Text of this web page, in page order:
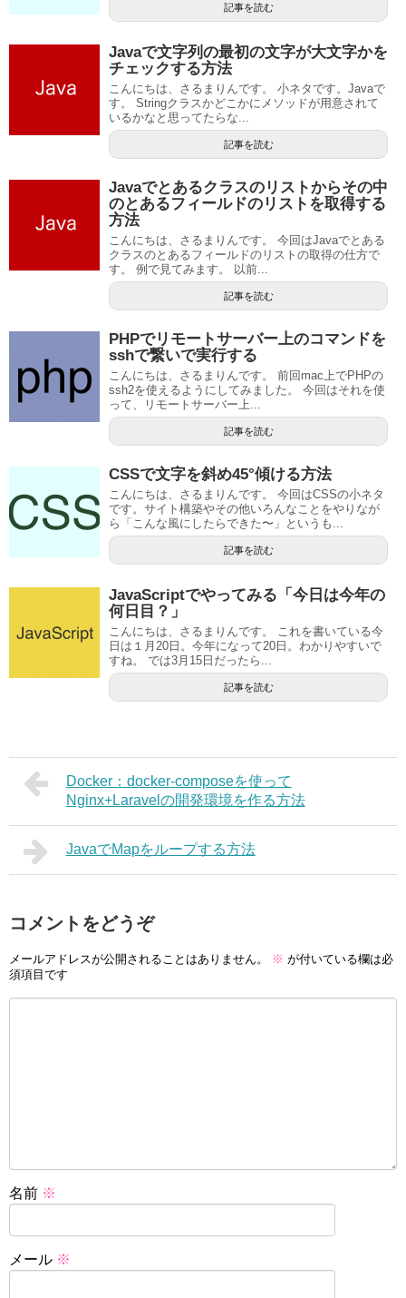
記事を読む
Javaで文字列の最初の文字が大文字かを
チェックする方法
こんにちは、さるまりんです。 小ネタです。Javaで
す。 Stringクラスかどこかにメソッドが用意されて
いるかなと思ってたらな...
記事を読む
Javaでとあるクラスのリストからその中
のとあるフィールドのリストを取得する
方法
こんにちは、さるまりんです。 今回はJavaでとある
クラスのとあるフィールドのリストの取得の仕方で
す。 例で見てみます。 以前...
記事を読む
PHPでリモートサーバー上のコマンドを
sshで繋いで実行する
こんにちは、さるまりんです。 前回mac上でPHPの
ssh2を使えるようにしてみました。 今回はそれを使
って、リモートサーバー上...
記事を読む
CSSで文字を斜め45°傾ける方法
こんにちは、さるまりんです。 今回はCSSの小ネタ
です。サイト構築やその他いろんなことをやりなが
ら「こんな風にしたらできた〜」というも...
記事を読む
JavaScriptでやってみる「今日は今年の
何日目？」
こんにちは、さるまりんです。 これを書いている今
日は１月20日。今年になって20日。わかりやすいで
すね。 では3月15日だったら...
記事を読む
Docker：docker-composeを使って
Nginx+Laravelの開発環境を作る方法
JavaでMapをループする方法
コメントをどうぞ
メールアドレスが公開されることはありません。 ※ が付いている欄は必
須項目です
名前 ※
メール ※